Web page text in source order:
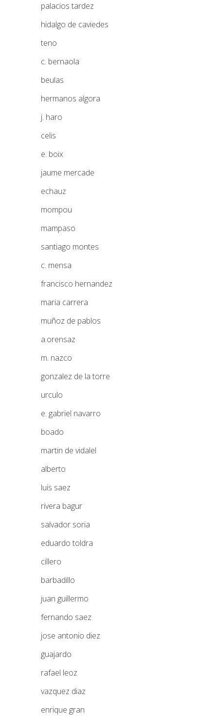
palacios tardez
hidalgo de caviedes
teno
c. bernaola
beulas
hermanos algora
j. haro
celis
e. boix
jaume mercade
echauz
mompou
mampaso
santiago montes
c. mensa
francisco hernandez
maria carrera
muñoz de pablos
a.orensaz
m. nazco
gonzalez de la torre
urculo
e. gabriel navarro
boado
martin de vidalel
alberto
luis saez
rivera bagur
salvador soria
eduardo toldra
cillero
barbadillo
juan guillermo
fernando saez
jose antonio diez
guajardo
rafael leoz
vazquez diaz
enrique gran